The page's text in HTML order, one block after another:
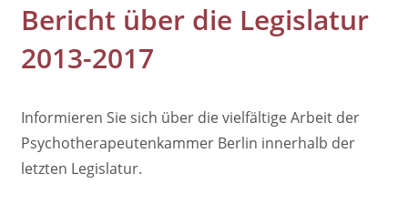
Bericht über die Legislatur
2013-2017
Informieren Sie sich über die vielfältige Arbeit der
Psychotherapeutenkammer Berlin innerhalb der
letzten Legislatur.